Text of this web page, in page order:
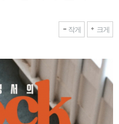
작게 크게